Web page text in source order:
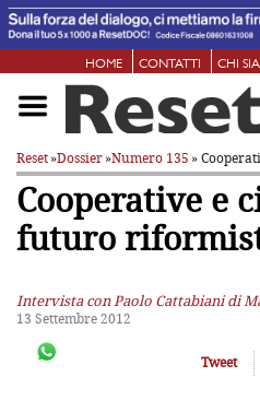
HOME CONTATTI CHI
Reset»Dossier»Numero 135 »
Cooperative e
futuro
Intervista con Paolo Cattabiani di
13 Settembre 2012
Tweet